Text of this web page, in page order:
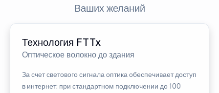
Ваших желаний
Технология FTTx
Оптическое волокно до здания
За счет светового сигнала оптика обеспечивает доступ
в интернет: при стандартном подключении до 100